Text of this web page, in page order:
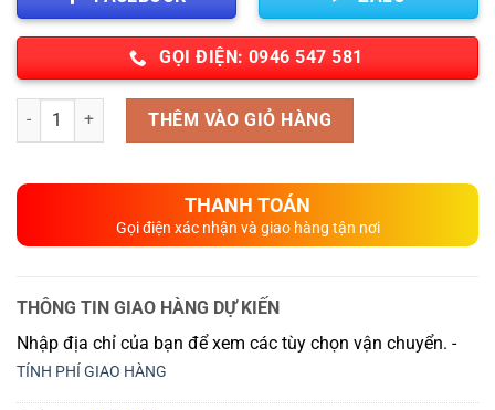
GỌI ĐIỆN: 0946 547 581
Số lượng THÊM VÀO GIỎ HÀNG
THANH TOÁN
Gọi điện xác nhận và giao hàng tận nơi
THÔNG TIN GIAO HÀNG DỰ KIẾN
Nhập địa chỉ của bạn để xem các tùy chọn vận chuyển. -
TÍNH PHÍ GIAO HÀNG